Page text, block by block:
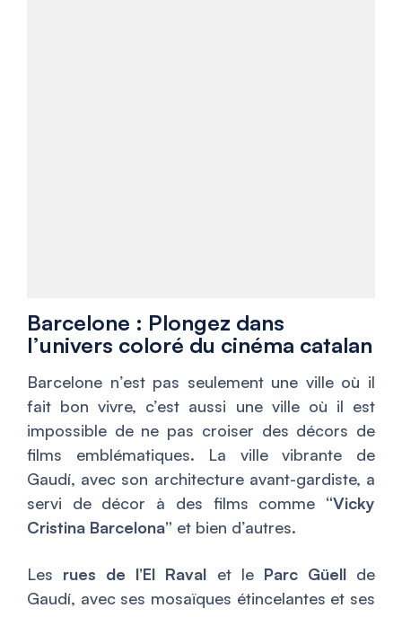
Barcelone : Plongez dans
l’univers coloré du cinéma catalan
Barcelone n’est pas seulement une ville où il
fait bon vivre, c’est aussi une ville où il est
impossible de ne pas croiser des décors de
films emblématiques. La ville vibrante de
Gaudí, avec son architecture avant-gardiste, a
servi de décor à des films comme “Vicky
Cristina Barcelona” et bien d’autres.
Les rues de l’El Raval et le Parc Güellde
Gaudí, avec ses mosaïques étincelantes et ses